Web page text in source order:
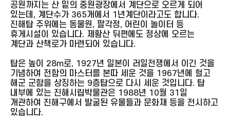
공원까지는 산 밑의 중원광장에서 계단으로 오르게 되어
있는데, 계단수가 365개에서 1년계단이라고도 합니다.
진해탑 주위에는 동물원, 팔각정, 어린이 놀이터 등
휴게시설이 있습니다. 제황산 뒤편에도 정상에 오르는
계단과 산책로가 마련되어 있습니다.
탑은 높이 28m로, 1927년 일본이 러일전쟁에서 이긴 것을
기념하여 전함의 마스터를 본따 세운 것을 1967년에 헐고
해군 군함을 상징하는 9층탑으로 다시 세운 것입니다. 탑
내부에 있는 진해시립박물관은 1988년 10월 31일
개관하여 진해구에서 발굴된 유물들과 문화재 등을 전시하고
있습니다.